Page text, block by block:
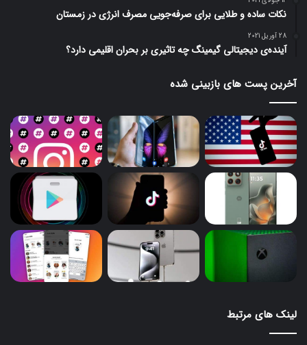
نکات ساده و طلایی برای صرفه‌جویی مصرف انرژی در زمستان
28 آوریل 2021
آینده‌ی دیجیتالی گیمینگ چه تاثیری بر بحران اقلیمی دارد؟
آخرین پست های بازبینی شده
لینک های مرتبط